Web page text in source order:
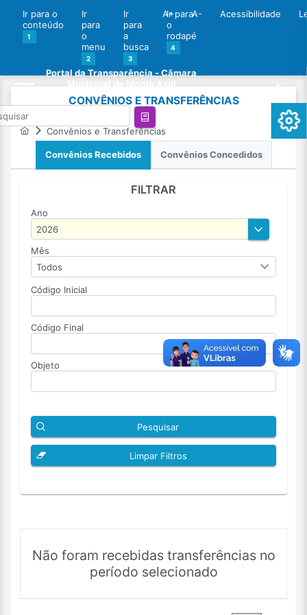
Ir para o
conteúdo
1
Ir
para
o
menu
2
Ir
para
a
busca
3
Ir para
o
rodapé
4
A+ A- Acessibilidade
Portal da Transparência - Câmara
CONVÊNIOS E TRANSFERÊNCIAS
Convênios e Transferências
Convênios Recebidos Convênios Concedidos
FILTRAR
Ano
Mês
Todos
Código Inicial
Código Final
Objeto
Pesquisar
Limpar Filtros
Não foram recebidas transferências no
período selecionado